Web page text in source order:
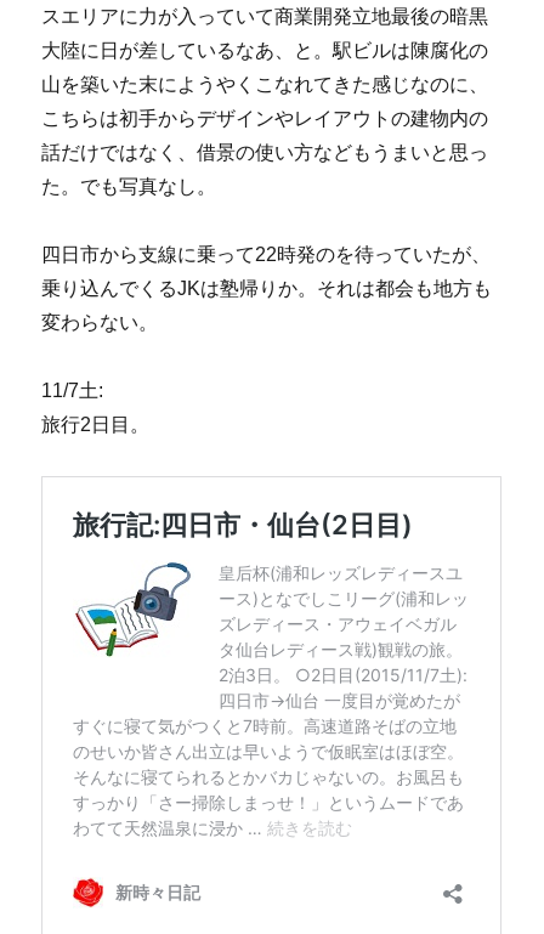
スエリアに力が入っていて商業開発立地最後の暗黒
大陸に日が差しているなあ、と。駅ビルは陳腐化の
山を築いた末にようやくこなれてきた感じなのに、
こちらは初手からデザインやレイアウトの建物内の
話だけではなく、借景の使い方などもうまいと思っ
た。でも写真なし。
四日市から支線に乗って22時発のを待っていたが、
乗り込んでくるJKは塾帰りか。それは都会も地方も
変わらない。
11/7土:
旅行2日目。